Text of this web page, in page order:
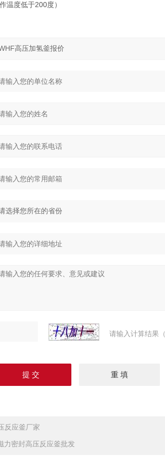
温度低于200度）
请输入计算结果
反应釜厂家
力密封高压反应釜批发